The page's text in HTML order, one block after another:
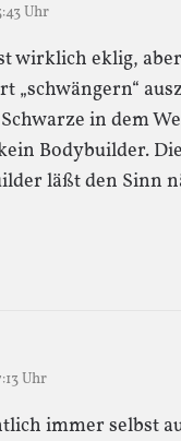
Uhr
wirklich eklig,
„schwängern“
in dem
Bodybuilder.
läßt den Sinn
Uhr
immer selbst